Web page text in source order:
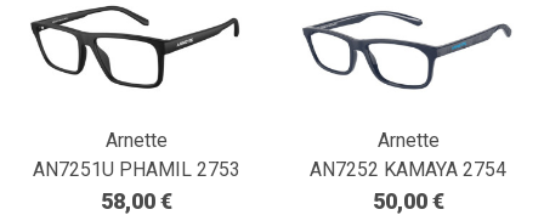
Arnette
AN7251U PHAMIL 2753
58,00 €
Arnette
AN7252 KAMAYA 2754
50,00 €